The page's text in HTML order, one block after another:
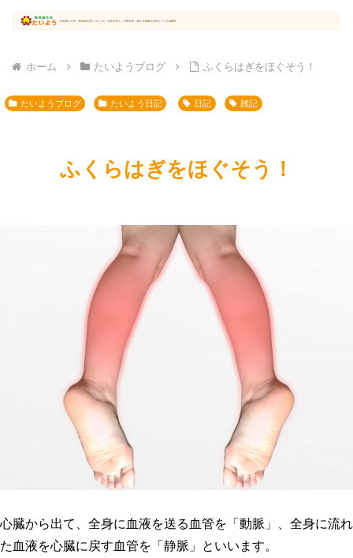
ホーム たいようブログ ふくらはぎをほぐそう！
たいようブログ たいよう日記 日記 雑記
ふくらはぎをほぐそう！
心臓から出て、全身に血液を送る血管を「動脈」、全身に流れ
た血液を心臓に戻す血管を「静脈」といいます。